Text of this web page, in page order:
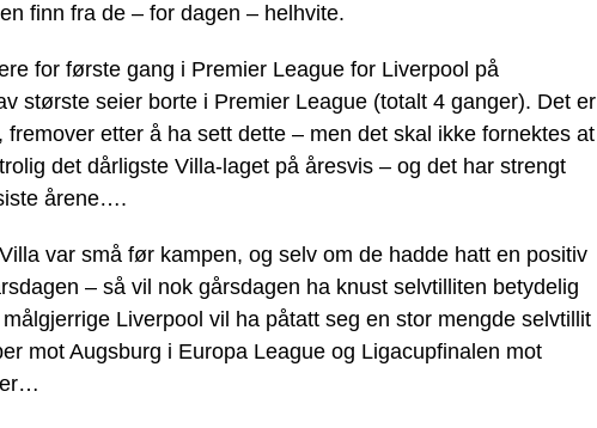
finn fra de – for dagen – helhvite.
for første gang i Premier League for Liverpool på
største seier borte i Premier League (totalt 4 ganger). Det er
fremover etter å ha sett dette – men det skal ikke fornektes at
det dårligste Villa-laget på åresvis – og det har strengt
årene….
var små før kampen, og selv om de hadde hatt en positiv
– så vil nok gårsdagen ha knust selvtilliten betydelig
Liverpool vil ha påtatt seg en stor mengde selvtillit
mot Augsburg i Europa League og Ligacupfinalen mot